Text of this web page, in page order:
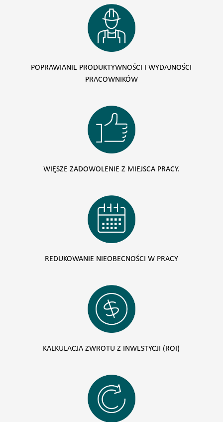
POPRAWIANIE PRODUKTYWNOŚCI I WYDAJNOŚCI
PRACOWNIKÓW
WIĘSZE ZADOWOLENIE Z MIEJSCA PRACY.
REDUKOWANIE NIEOBECNOŚCI W PRACY
KALKULACJA ZWROTU Z INWESTYCJI (ROI)